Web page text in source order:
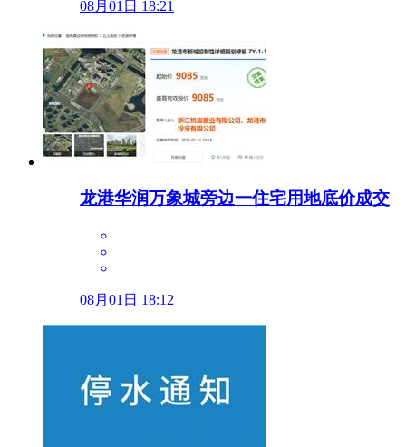
08月01日 18:21
龙港华润万象城旁边一住宅用地底价成交
08月01日 18:12